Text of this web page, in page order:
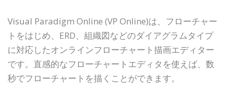
Visual Paradigm Online (VP Online)は、フローチャー
トをはじめ、ERD、組織図などのダイアグラムタイプ
に対応したオンラインフローチャート描画エディター
です。直感的なフローチャートエディタを使えば、数
秒でフローチャートを描くことができます。